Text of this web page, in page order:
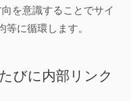
を意識することでサイ
に循環します。
びに内部リンク